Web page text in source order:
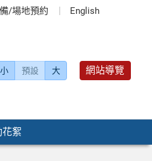
/場地預約 English
小 預設 大 網站導覽
花絮